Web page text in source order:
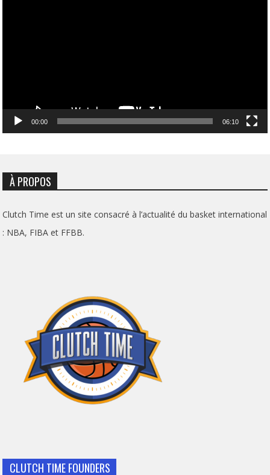
00:00 06:10
À PROPOS
Clutch Time est un site consacré à l’actualité du basket international
: NBA, FIBA et FFBB.
CLUTCH TIME FOUNDERS